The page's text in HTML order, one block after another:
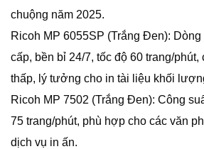
chuộng năm 2025.
Ricoh MP 6055SP (Trắng Đen):
cấp, bền bỉ 24/7, tốc độ 60 trang/phút,
thấp, lý tưởng cho in tài liệu khối
Ricoh MP 7502 (Trắng Đen): Công
75 trang/phút, phù hợp cho các văn
dịch vụ in ấn.